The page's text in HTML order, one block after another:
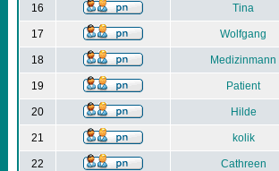
16 Tina
17 Wolfgang
18 Medizinmann
19 Patient
20 Hilde
21 kolik
22 Cathreen